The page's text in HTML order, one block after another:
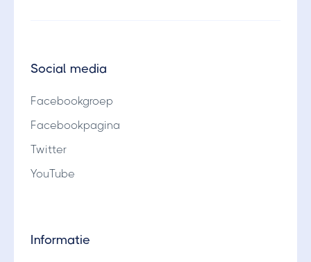
Social media
Facebookgroep
Facebookpagina
Twitter
YouTube
Informatie